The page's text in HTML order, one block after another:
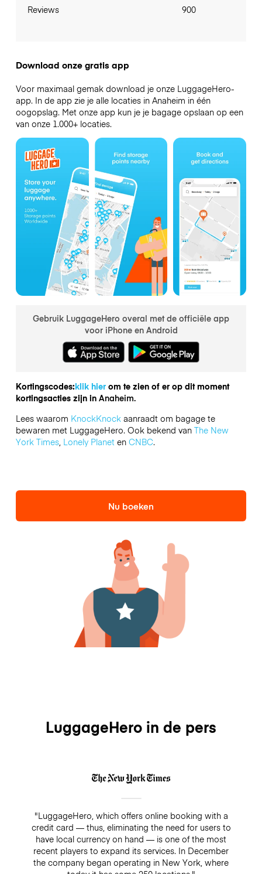
Reviews 900
Download onze gratis app
Voor maximaal gemak download je onze LuggageHero-
app. In de app zie je alle locaties in Anaheim in één
oogopslag. Met onze app kun je je bagage opslaan op een
van onze 1.000+ locaties.
Gebruik LuggageHero overal met de officiële app
voor iPhone en Android
Kortingscodes:klik hierom te zien of er op dit moment
kortingsacties zijn in Anaheim.
Lees waarom KnockKnockaanraadt om bagage te
bewaren met LuggageHero. Ook bekend van The New
York Times, Lonely Planeten CNBC.
Nu boeken
LuggageHero in de pers
"LuggageHero, which offers online booking with a
credit card — thus, eliminating the need for users to
have local currency on hand — is one of the most
recent players to expand its services. In December
the company began operating in New York, where